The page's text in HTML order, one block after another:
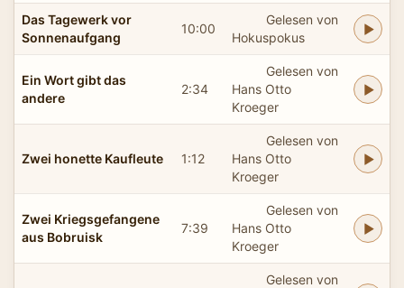
Das Tagewerk vor
Sonnenaufgang
10:00
Gelesen von
Hokuspokus
Ein Wort gibt das
andere
2:34
Gelesen von
Hans Otto
Kroeger
Zwei honette Kaufleute 1:12
Gelesen von
Hans Otto
Kroeger
Zwei Kriegsgefangene
aus Bobruisk
7:39
Gelesen von
Hans Otto
Kroeger
Gelesen von